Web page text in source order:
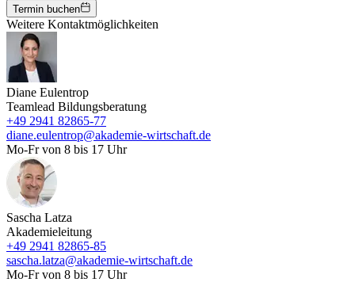
Termin buchen
Weitere Kontaktmöglichkeiten
Diane Eulentrop
Teamlead Bildungsberatung
+49 2941 82865-77
diane.eulentrop@akademie-wirtschaft.de
Mo-Fr von 8 bis 17 Uhr
Sascha Latza
Akademieleitung
+49 2941 82865-85
sascha.latza@akademie-wirtschaft.de
Mo-Fr von 8 bis 17 Uhr